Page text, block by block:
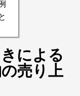
による
売り上